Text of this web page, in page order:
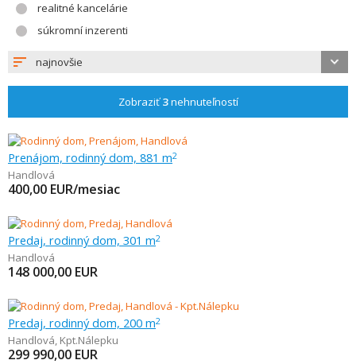
realitné kancelárie
súkromní inzerenti
najnovšie
Zobraziť3nehnuteľností
Prenájom, rodinný dom, 881 m2
Handlová
400,00 EUR/mesiac
Predaj, rodinný dom, 301 m2
Handlová
148 000,00 EUR
Predaj, rodinný dom, 200 m2
Handlová, Kpt.Nálepku
299 990,00 EUR